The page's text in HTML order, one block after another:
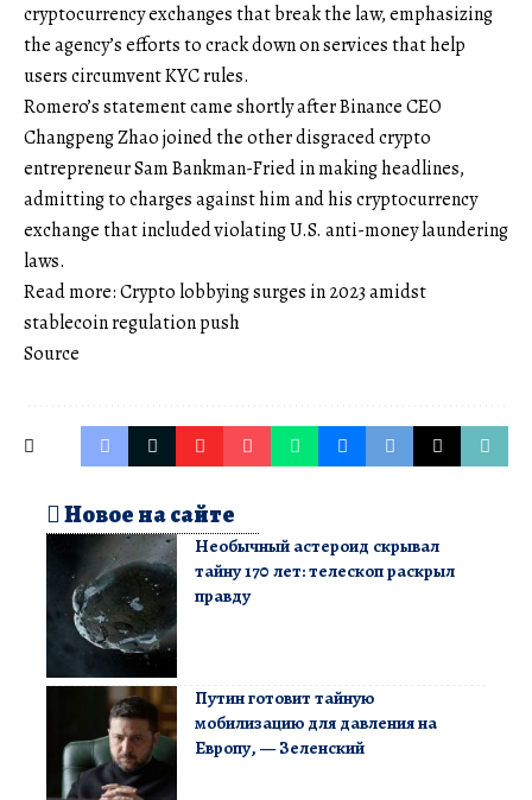
cryptocurrency exchanges that break the law, emphasizing
the agency’s efforts to crack down on services that help
users circumvent KYC rules.
Romero’s statement came shortly after Binance CEO
Changpeng Zhao joined the other disgraced crypto
entrepreneur Sam Bankman-Fried in making headlines,
admitting to charges against him and his cryptocurrency
exchange that included violating U.S. anti-money laundering
laws.
Read more: Crypto lobbying surges in 2023 amidst
stablecoin regulation push
Source
Новое на сайте
Необычный астероид скрывал
тайну 170 лет: телескоп раскрыл
правду
Путин готовит тайную
мобилизацию для давления на
Европу, — Зеленский